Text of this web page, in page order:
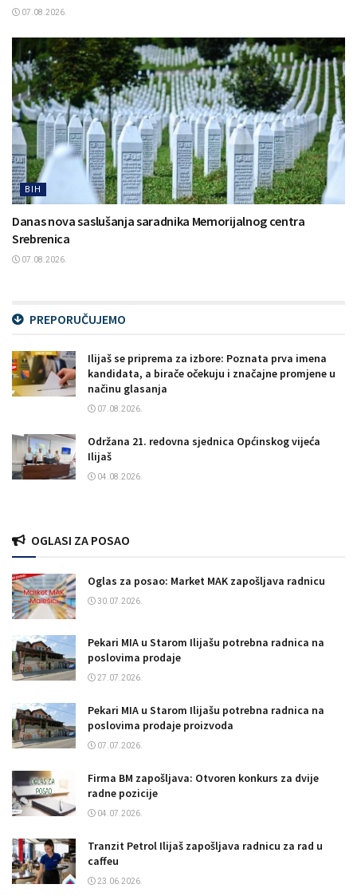
07.08.2026.
BIH
Danas nova saslušanja saradnika Memorijalnog centra
Srebrenica
07.08.2026.
PREPORUČUJEMO
Ilijaš se priprema za izbore: Poznata prva imena
kandidata, a birače očekuju i značajne promjene u
načinu glasanja
07.08.2026.
Održana 21. redovna sjednica Općinskog vijeća
Ilijaš
04.08.2026.
OGLASI ZA POSAO
Oglas za posao: Market MAK zapošljava radnicu
30.07.2026.
Pekari MIA u Starom Ilijašu potrebna radnica na
poslovima prodaje
27.07.2026.
Pekari MIA u Starom Ilijašu potrebna radnica na
poslovima prodaje proizvoda
07.07.2026.
Firma BM zapošljava: Otvoren konkurs za dvije
radne pozicije
04.07.2026.
Tranzit Petrol Ilijaš zapošljava radnicu za rad u
caffeu
23.06.2026.